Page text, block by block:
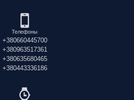
Телефоны
+380660445700
+380963517361
+380635680465
+380443336186